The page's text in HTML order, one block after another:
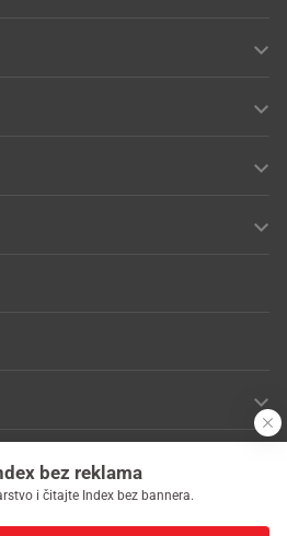
bez reklama
i čitajte Index bez bannera.